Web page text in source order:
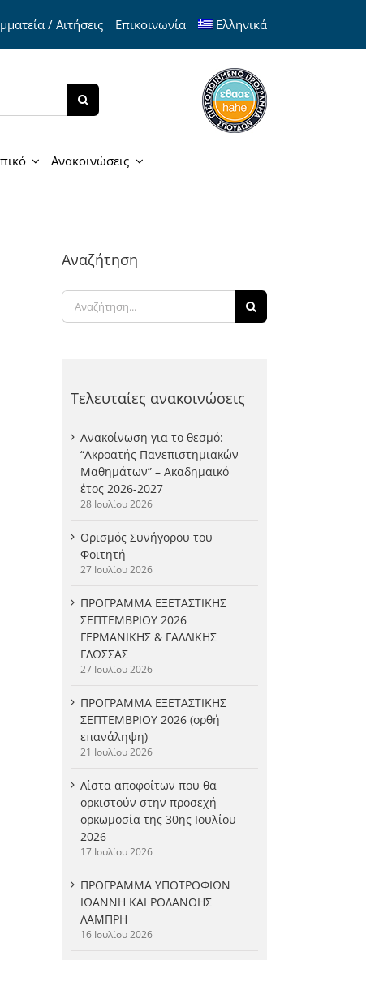
/ Αιτήσεις Επικοινωνία Ελληνικά
Ανακοινώσεις
Αναζήτηση
Αναζήτηση
για:
Τελευταίες ανακοινώσεις
Ανακοίνωση για το θεσμό:
“Ακροατής Πανεπιστημιακών
Μαθημάτων” – Ακαδημαικό
έτος 2026-2027
28 Ιουλίου 2026
Ορισμός Συνήγορου του
Φοιτητή
27 Ιουλίου 2026
ΠΡΟΓΡΑΜΜΑ ΕΞΕΤΑΣΤΙΚΗΣ
ΣΕΠΤΕΜΒΡΙΟΥ 2026
ΓΕΡΜΑΝΙΚΗΣ & ΓΑΛΛΙΚΗΣ
ΓΛΩΣΣΑΣ
27 Ιουλίου 2026
ΠΡΟΓΡΑΜΜΑ ΕΞΕΤΑΣΤΙΚΗΣ
ΣΕΠΤΕΜΒΡΙΟΥ 2026 (ορθή
επανάληψη)
21 Ιουλίου 2026
Λίστα αποφοίτων που θα
ορκιστούν στην προσεχή
ορκωμοσία της 30ης Ιουλίου
2026
17 Ιουλίου 2026
ΠΡΟΓΡΑΜΜΑ ΥΠΟΤΡΟΦΙΩΝ
ΙΩΑΝΝΗ ΚΑΙ ΡΟΔΑΝΘΗΣ
ΛΑΜΠΡΗ
16 Ιουλίου 2026